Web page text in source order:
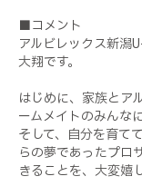
■コメント
アルビレックス新潟
大翔です。
はじめに、家族とア
ームメイトのみんな
そして、自分を育て
らの夢であったプロ
きることを、大変嬉